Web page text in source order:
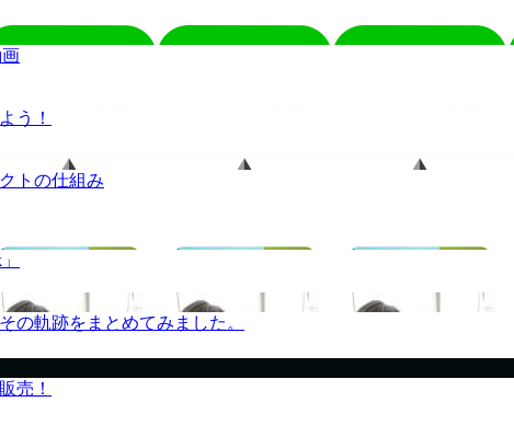
う！
トの仕組み
の軌跡をまとめてみました。
売！